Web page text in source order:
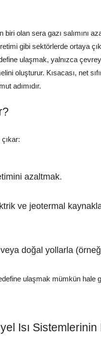
biri olan sera gazı salımını
gibi sektörlerde ortaya
ulaşmak, yalnızca
oluşturur. Kısacası, net
adımıdır.
azaltmak.
ve jeotermal
doğal yollarla
ulaşmak mümkün hale
Isı Sistemlerinin